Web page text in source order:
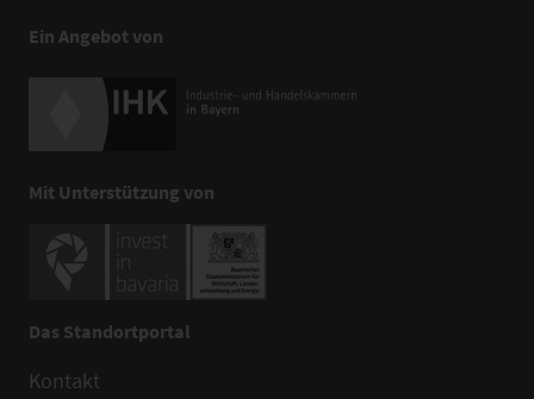
Ein Angebot von
Mit Unterstützung von
Das Standortportal
Kontakt